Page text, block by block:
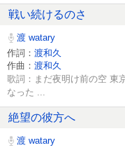
戦い続けるのさ
渡 watary
作詞： 渡和久
作曲： 渡和久
歌詞：まだ夜明け前の空 東
なった ...
絶望の彼方へ
渡 watary